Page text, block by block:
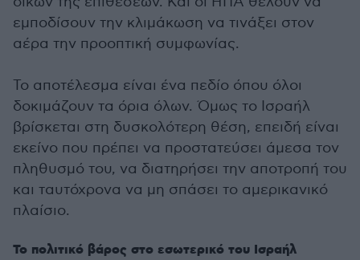
εμποδίσουν την κλιμάκωση να τινάξει στον
αέρα την προοπτική συμφωνίας.
Το αποτέλεσμα είναι ένα πεδίο όπου όλοι
δοκιμάζουν τα όρια όλων. Όμως το Ισραήλ
βρίσκεται στη δυσκολότερη θέση, επειδή είναι
εκείνο που πρέπει να προστατεύσει άμεσα τον
πληθυσμό του, να διατηρήσει την αποτροπή του
και ταυτόχρονα να μη σπάσει το αμερικανικό
πλαίσιο.
Το πολιτικό βάρος στο εσωτερικό του Ισραήλ